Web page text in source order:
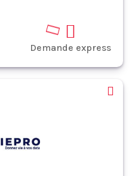
Demande express